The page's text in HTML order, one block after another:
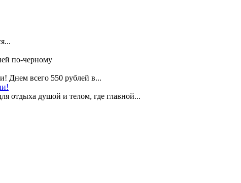
по-черному
Днем всего 550 рублей в...
отдыха душой и телом, где главной...